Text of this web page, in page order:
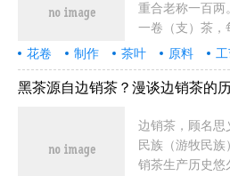
重合老称一百两
一卷（支）茶，
面我们一起来了
叶历史。花卷茶
原
花卷 制作 茶叶 原料
功效
茶厂 白沙 由来 独
黑茶
安化 生产 名称
黑茶源自边销茶？漫谈边销茶的
边销茶，顾名思
民族（游牧民
销茶生产历史悠